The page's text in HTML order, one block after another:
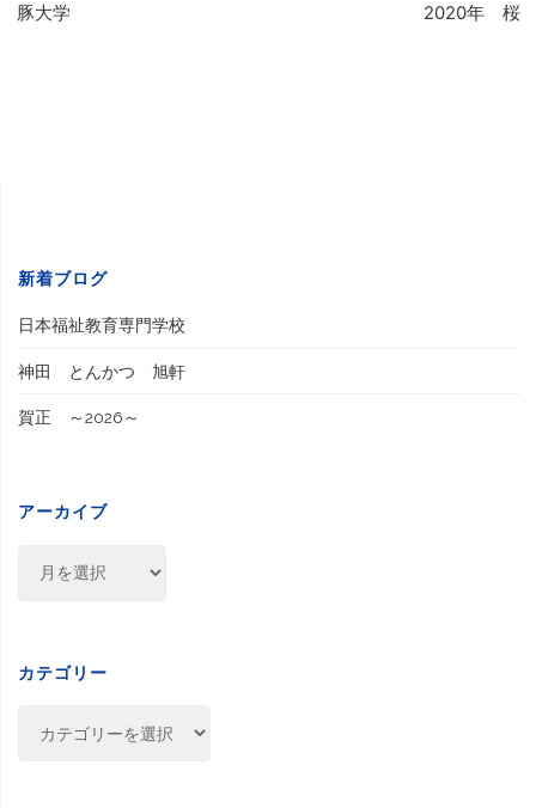
豚大学 2020年 桜
新着ブログ
日本福祉教育専門学校
神田 とんかつ 旭軒
賀正 ～2026～
アーカイブ
ブ
カテゴリー